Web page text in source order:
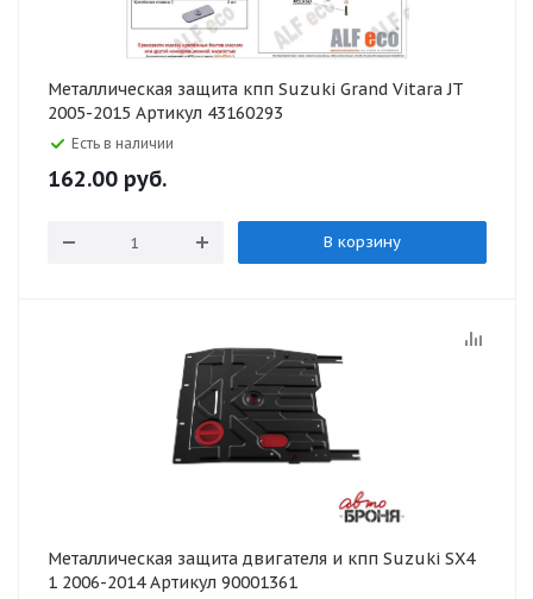
Металлическая защита кпп Suzuki Grand Vitara JT
2005-2015 Артикул 43160293
Есть в наличии
162.00 руб.
В корзину
Металлическая защита двигателя и кпп Suzuki SX4
1 2006-2014 Артикул 90001361